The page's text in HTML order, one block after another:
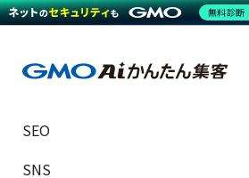
SEO
SNS
無料診断